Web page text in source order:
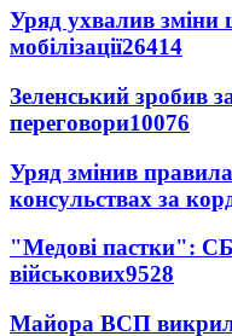
Уряд ухвалив зміни
мобілізації26414
Зеленський зробив
переговори10076
Уряд змінив
консульствах за
"Медові пастки":
військових9528
Майора ВСП